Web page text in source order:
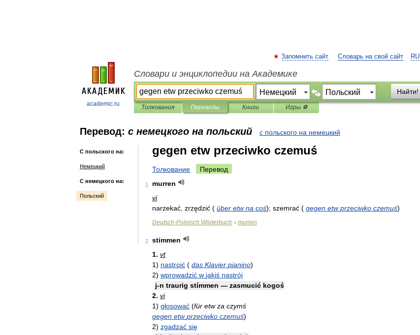
academic.ru
RU
Запомнить сайт Словарь на свой сайт
Словари и энциклопедии на Академике
Найти!
Толкования Переводы Книги Игры ⚽
Перевод: с немецкого на польский с польского на немецкий
С польского на:
Немецкий
С немецкого на:
Польский
gegen etw przeciwko czemuś
Толкование Перевод
1
murren
vi
narzekać zrzędzić ( über etw na coś); szemrać ( gegen etw przeciwko czemuś)
Deutsch-Polnisch Wörterbuch > murren
2
stimmen
1. vt
1) nastroić ( das Klavier pianino)
2) wprowadzić w jakiś nastrój
j-n traurig stímmen — zasmucić kogoś
2. vi
1) głosować (für etw za czymś
gegen etw przeciwko czemuś)
2) zgadzać się